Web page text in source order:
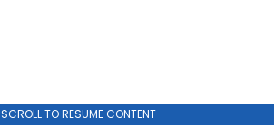
SCROLL TO RESUME CONTENT